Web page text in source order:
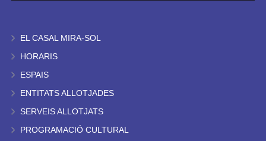
EL CASAL MIRA-SOL
HORARIS
ESPAIS
ENTITATS ALLOTJADES
SERVEIS ALLOTJATS
PROGRAMACIÓ CULTURAL